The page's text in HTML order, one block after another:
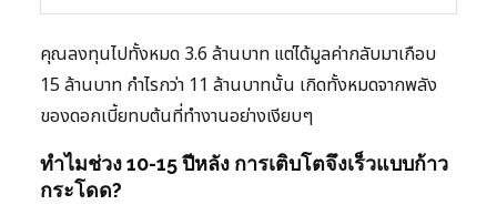
คุณลงทุนไปทั้งหมด 3.6 ล้านบาท แต่ได้มูลค่ากลับมาเกือบ
15 ล้านบาท กำไรกว่า 11 ล้านบาทนั้น เกิดทั้งหมดจากพลัง
ของดอกเบี้ยทบต้นที่ทำงานอย่างเงียบๆ
ทำไมช่วง 10-15 ปีหลัง การเติบโตจึงเร็วแบบก้าว
กระโดด?